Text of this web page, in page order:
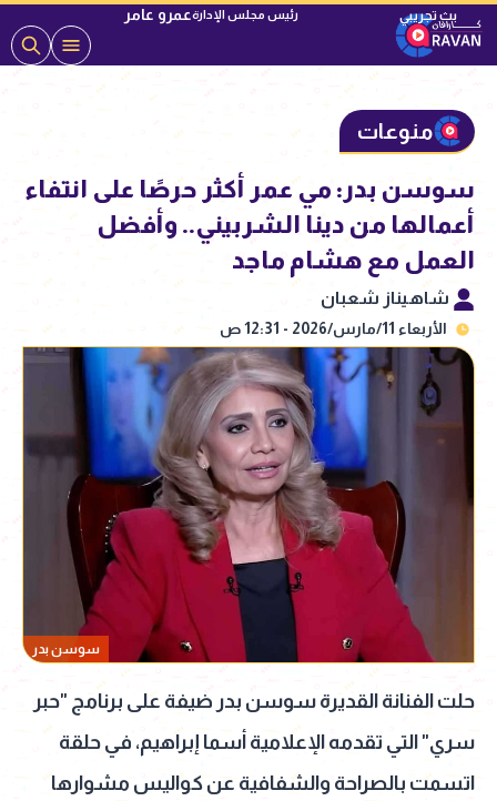
رئيس مجلس الإدارةعمرو عامر
منوعات
سوسن بدر: مي عمر أكثر حرصًا على انتفاء
أعمالها من دينا الشربيني.. وأفضل
العمل مع هشام ماجد
شاهيناز شعبان
الأربعاء 11/مارس/2026 - 12:31 ص
سوسن بدر
حلت الفنانة القديرة سوسن بدر ضيفة على برنامج "حبر
سري" التي تقدمه الإعلامية أسما إبراهيم، في حلقة
اتسمت بالصراحة والشفافية عن كواليس مشوارها